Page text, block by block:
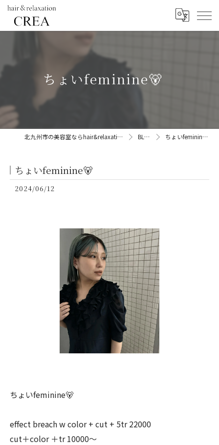
ちょいfeminine🐻
北九州市の美容室ならhair&relaxation CREA BLOG ちょいfeminine🐻
ちょいfeminine🐻
2024/06/12
ちょいfeminine🐻
effect breach w color + cut + 5tr 22000
cut＋color ＋tr 10000〜